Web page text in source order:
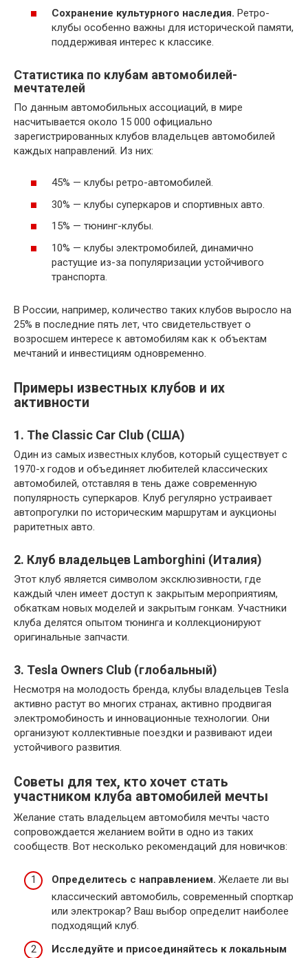
Сохранение культурного наследия. Ретро-
клубы особенно важны для исторической памяти,
поддерживая интерес к классике.
Статистика по клубам автомобилей-
мечтателей
По данным автомобильных ассоциаций, в мире
насчитывается около 15 000 официально
зарегистрированных клубов владельцев автомобилей
каждых направлений. Из них:
45% — клубы ретро-автомобилей.
30% — клубы суперкаров и спортивных авто.
15% — тюнинг-клубы.
10% — клубы электромобилей, динамично
растущие из-за популяризации устойчивого
транспорта.
В России, например, количество таких клубов выросло на
25% в последние пять лет, что свидетельствует о
возросшем интересе к автомобилям как к объектам
мечтаний и инвестициям одновременно.
Примеры известных клубов и их
активности
1. The Classic Car Club (США)
Один из самых известных клубов, который существует с
1970-х годов и объединяет любителей классических
автомобилей, отставляя в тень даже современную
популярность суперкаров. Клуб регулярно устраивает
автопрогулки по историческим маршрутам и аукционы
раритетных авто.
2. Клуб владельцев Lamborghini (Италия)
Этот клуб является символом эксклюзивности, где
каждый член имеет доступ к закрытым мероприятиям,
обкаткам новых моделей и закрытым гонкам. Участники
клуба делятся опытом тюнинга и коллекционируют
оригинальные запчасти.
3. Tesla Owners Club (глобальный)
Несмотря на молодость бренда, клубы владельцев Tesla
активно растут во многих странах, активно продвигая
электромобиность и инновационные технологии. Они
организуют коллективные поездки и развивают идеи
устойчивого развития.
Советы для тех, кто хочет стать
участником клуба автомобилей мечты
Желание стать владельцем автомобиля мечты часто
сопровождается желанием войти в одно из таких
сообществ. Вот несколько рекомендаций для новичков:
Определитесь с направлением. Желаете ли вы
классический автомобиль, современный спорткар
или электрокар? Ваш выбор определит наиболее
подходящий клуб.
Исследуйте и присоединяйтесь к локальным